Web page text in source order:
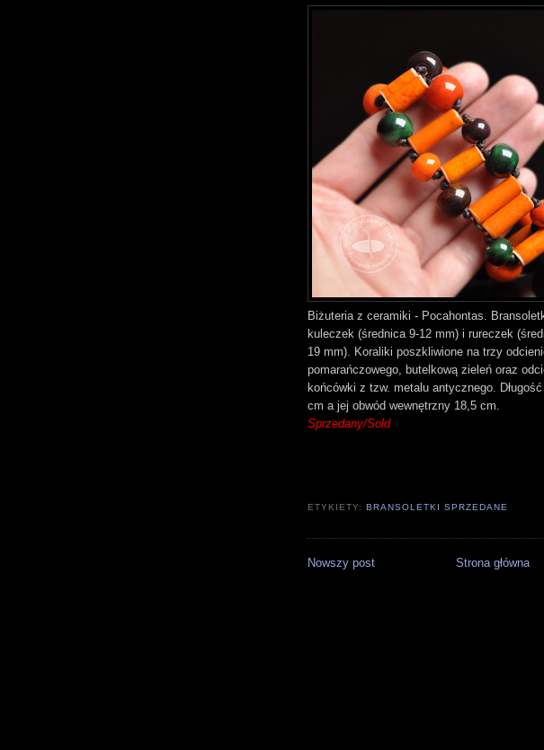
Biżuteria z ceramiki - Pocahontas.
kuleczek (średnica 9-12 mm) i rureczek
19 mm). Koraliki poszkliwione na trzy
pomarańczowego, butelkową zieleń oraz
końcówki z tzw. metalu antycznego.
cm a jej obwód wewnętrzny 18,5 cm.
Sprzedany/Sold
ETYKIETY:BRANSOLETKI SPRZEDANE
Nowszy post Strona główna